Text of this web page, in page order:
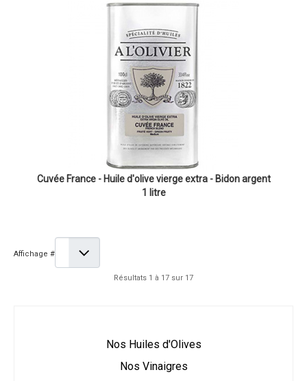
Cuvée France - Huile d'olive vierge extra - Bidon argent
1 litre
Affichage #
Résultats 1 à 17 sur 17
Nos Huiles d'Olives
Nos Vinaigres